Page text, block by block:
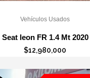
Vehículos Usados
Seat leon FR 1.4 Mt 2020
$12,980,000